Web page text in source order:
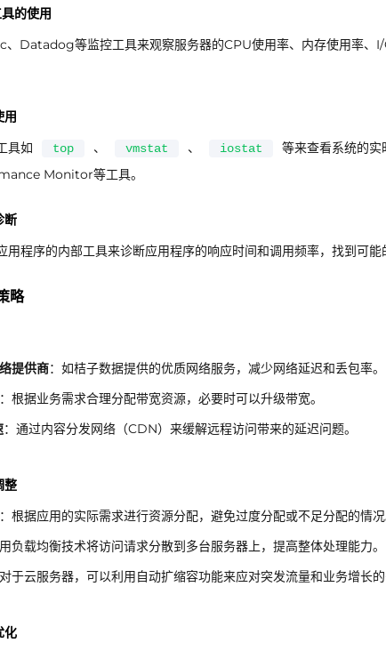
的使用
Datadog等监控工具来观察服务器的CPU使用率、内存使用率、
用
具如
top 、 vmstat 、 iostat
等来查看系统的
Monitor等工具。
断
用程序的内部工具来诊断应用程序的响应时间和调用频率，找到可能
略
提供商：如桔子数据提供的优质网络服务，减少网络延迟和丢包率。
：根据业务需求合理分配带宽资源，必要时可以升级带宽。
：通过内容分发网络（CDN）来缓解远程访问带来的延迟问题。
整
：根据应用的实际需求进行资源分配，避免过度分配或不足分配的情况
负载均衡技术将访问请求分散到多台服务器上，提高整体处理能力。
于云服务器，可以利用自动扩缩容功能来应对突发流量和业务增长的
化